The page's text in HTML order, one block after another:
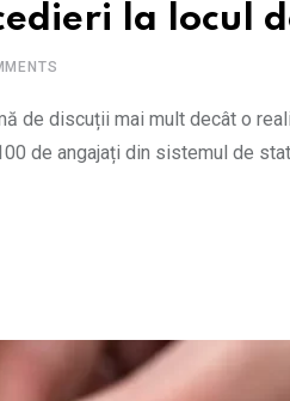
la locul
de discuții mai mult decât o
de angajați din sistemul de